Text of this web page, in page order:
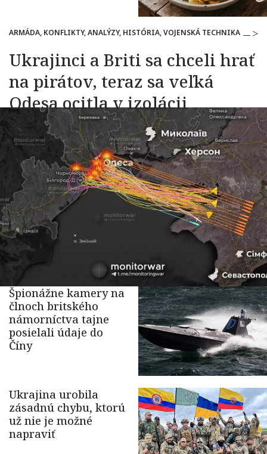
ARMÁDA, KONFLIKTY, ANALÝZY, HISTÓRIA, VOJENSKÁ TECHNIKA